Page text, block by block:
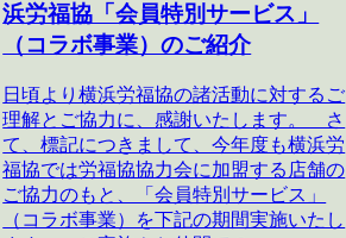
浜労福協「会員特別サービス」
（コラボ事業）のご紹介
日頃より横浜労福協の諸活動に対するご
理解とご協力に、感謝いたします。 さ
て、標記につきまして、今年度も横浜労
福協では労福協協力会に加盟する店舗の
ご協力のもと、「会員特別サービス」
（コラボ事業）を下記の期間実施いたし